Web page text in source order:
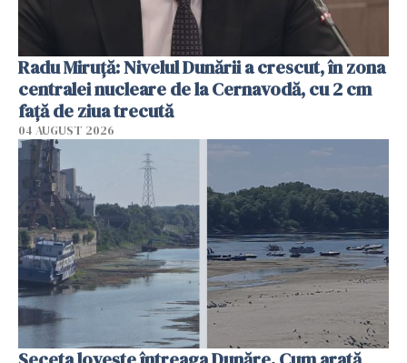
Radu Miruţă: Nivelul Dunării a crescut, în zona
centralei nucleare de la Cernavodă, cu 2 cm
faţă de ziua trecută
04 AUGUST 2026